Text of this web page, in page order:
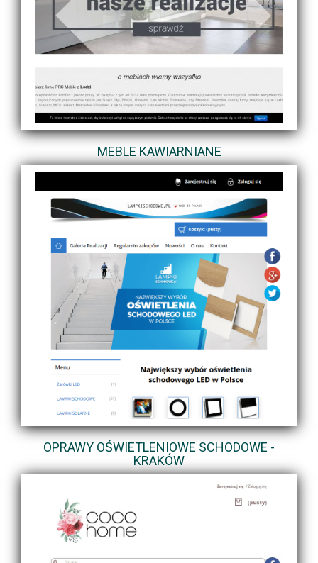
MEBLE KAWIARNIANE
OPRAWY OŚWIETLENIOWE SCHODOWE -
KRAKÓW